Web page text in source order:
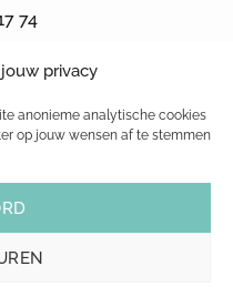
privacy
anonieme analytische cookies
op jouw wensen af te stemmen
74
Dendermonde